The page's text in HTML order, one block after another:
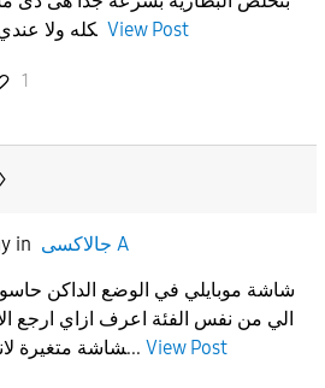
كله ولا عندي بس ملحوظة لسه جديد View Post
1
in
جالاكسى A
شاشة موبايلي في الوضع الداكن
الي من نفس الفئة اعرف ازاي ارجع
شاشة متغيرة لاني شارية علي اساس انو... View Post